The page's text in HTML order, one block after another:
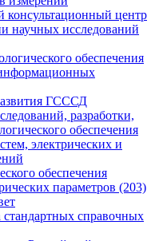
консультационный центр
научных исследований
обеспечения
ГСССД
разработки,
обеспечения
электрических и
обеспечения
параметров (203)
стандартных справочных